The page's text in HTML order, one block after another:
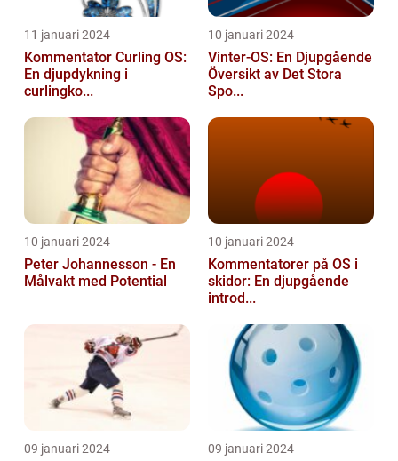
11 januari 2024
Kommentator Curling OS:
En djupdykning i
curlingko...
10 januari 2024
Vinter-OS: En Djupgående
Översikt av Det Stora
Spo...
10 januari 2024
Peter Johannesson - En
Målvakt med Potential
10 januari 2024
Kommentatorer på OS i
skidor: En djupgående
introd...
09 januari 2024 09 januari 2024